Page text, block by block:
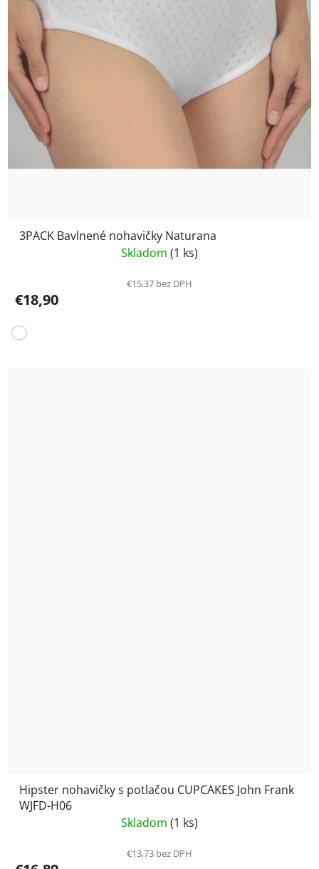
3PACK Bavlnené nohavičky Naturana
Skladom (1 ks)
€15,37 bez DPH
€18,90
Hipster nohavičky s potlačou CUPCAKES John Frank
WJFD-H06
Skladom (1 ks)
€13,73 bez DPH